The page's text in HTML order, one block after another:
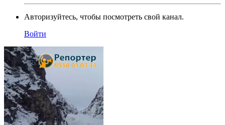
Авторизуйтесь, чтобы посмотреть свой канал.
Войти